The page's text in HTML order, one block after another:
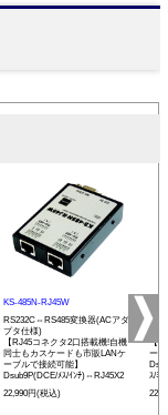
KS-485N-RJ45W
RS232C⇔RS485変換器(ACアダ
プタ仕様)
【RJ45コネクタ2口搭載機!自機
同士もカスケードも市販LANケ
ーブルで接続可能】
Dsub9P(DCE/ﾒｽ/ｲﾝﾁ)⇔RJ45X2
22,990円(税込)
【
ー
ｽ/ﾐﾘ)